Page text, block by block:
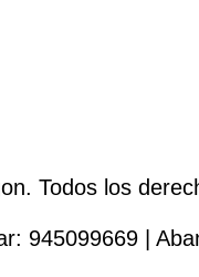
Todos los
945099669 |